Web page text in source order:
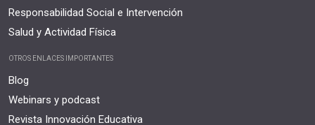
Responsabilidad Social e Intervención
Salud y Actividad Física
OTROS ENLACES IMPORTANTES
Blog
Webinars y podcast
Revista Innovación Educativa